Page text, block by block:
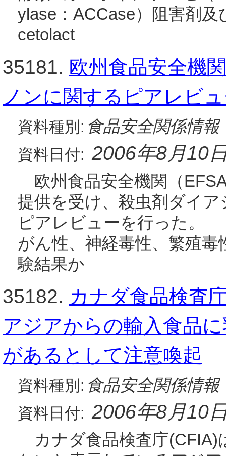
ylase：ACCase）阻害剤
cetolact
35181. 欧州食品安全機
ノンに関するピアレビ
資料種別: 食品安全関係情報
資料日付: 2006年8月10
欧州食品安全機関（
提供を受け、殺虫剤ダイ
ピアレビューを行った。
がん性、神経毒性、繁殖
験結果か
35182. カナダ食品検査
アジアからの輸入食品
があるとして注意喚起
資料種別: 食品安全関係情報
資料日付: 2006年8月10
カナダ食品検査庁(CFIA)